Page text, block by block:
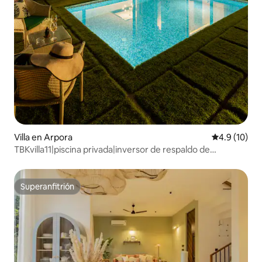
Villa en Arpora Calificación
4.9 (10)
TBKvilla11|piscina privada|inversor de respaldo de
Superanfitrión
Superanfitrión